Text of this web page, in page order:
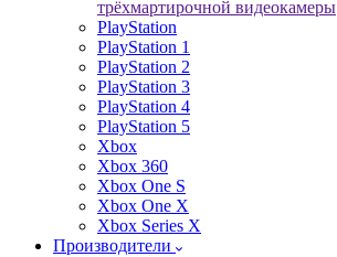
трёхмартирочной видеокамеры
PlayStation
PlayStation 1
PlayStation 2
PlayStation 3
PlayStation 4
PlayStation 5
Xbox
Xbox 360
Xbox One S
Xbox One X
Xbox Series X
Производители